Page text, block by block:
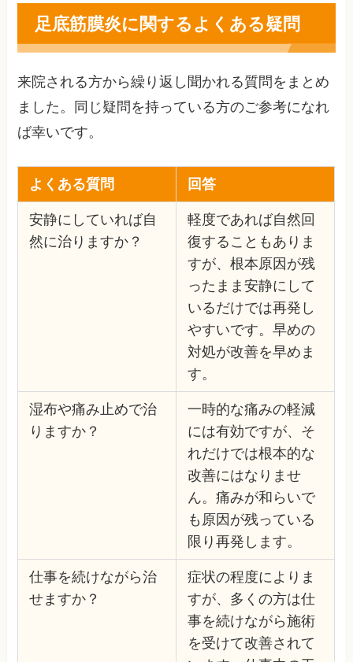
足底筋膜炎に関するよくある疑問
来院される方から繰り返し聞かれる質問をまとめ
ました。同じ疑問を持っている方のご参考になれ
ば幸いです。
よくある質問 回答
安静にしていれば自
然に治りますか？
軽度であれば自然回
復することもありま
すが、根本原因が残
ったまま安静にして
いるだけでは再発し
やすいです。早めの
対処が改善を早めま
す。
湿布や痛み止めで治
りますか？
一時的な痛みの軽減
には有効ですが、そ
れだけでは根本的な
改善にはなりませ
ん。痛みが和らいで
も原因が残っている
限り再発します。
仕事を続けながら治
せますか？
症状の程度によりま
すが、多くの方は仕
事を続けながら施術
を受けて改善されて